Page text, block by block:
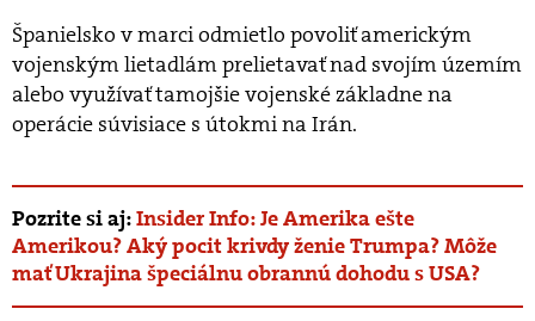
Španielsko v marci odmietlo povoliť americkým
vojenským lietadlám prelietavať nad svojím územím
alebo využívať tamojšie vojenské základne na
operácie súvisiace s útokmi na Irán.
Pozrite si aj:Insider Info: Je Amerika ešte
Amerikou? Aký pocit krivdy ženie Trumpa? Môže
mať Ukrajina špeciálnu obrannú dohodu s USA?